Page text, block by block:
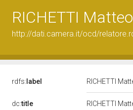
RICHETTI Matteo
http://dati.camera.it/ocd/
rdfs: label RICHETTI
dc:title RICHETTI